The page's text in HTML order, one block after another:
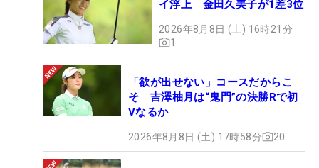
イ浮上 金田久美子が1差3位
2026年8月8日 (土) 16時21分
1
「欲が出せない」コースだからこ
そ 吉澤柚月は“鬼門”の決勝Rで初
Vなるか
2026年8月8日 (土) 17時58分 20